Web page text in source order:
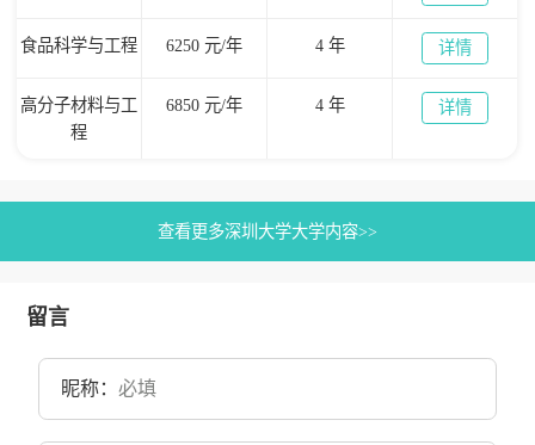
食品科学与工程 6250 元/年 4 年 详情
高分子材料与工
程
6850 元/年 4 年 详情
查看更多深圳大学大学内容>>
留言
昵称：